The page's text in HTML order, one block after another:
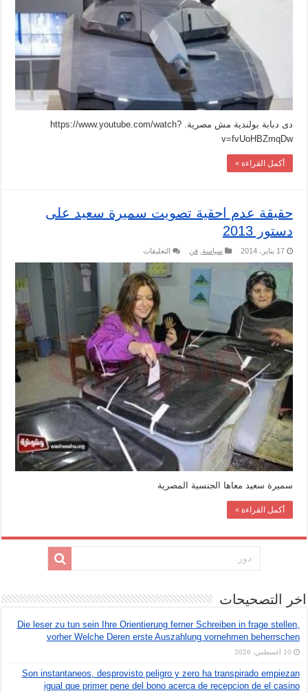
دى دبابة بولندية مش مصرية. https://www.youtube.com/watch?
v=fvUoHBZmqDw
أكمل القراءة »
حقيقة عدم احقية تصويت سميرة سعيد على
دستور 2013
17 يناير، 2014 سياسة ,فن التعليقات
عدم
احقية
تصويت
سميرة
سعيد
على
دستور
2013
مغلقة
سميرة سعيد معاها الجنسية المصرية
أكمل القراءة »
اخر التصحيحات
Die leser zu tun sein Ihre Orientierung ferner Schreiben in frage stellen,
vorher Welche Deren erste Auszahlung vornehmen beherrschen
10 أغسطس، 2026
Son instantaneos, desprovisto peligro y zero ha transpirado empiezan
igual que primer pene del bono acerca de recepcion de el casino